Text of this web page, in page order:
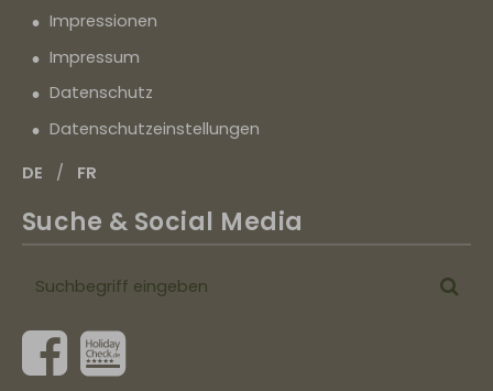
Impressionen
Impressum
Datenschutz
Datenschutz­einstellungen
DE FR
Suche & Social Media